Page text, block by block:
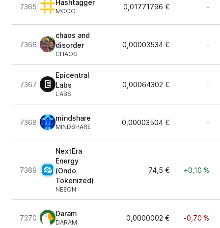
7365
Hashtagger
MOOO
0,01771796 € -
7366
chaos and
disorder
CHAOS
0,00003534 € -
7367
Epicentral
Labs
LABS
0,00064302 € -
7368
mindshare
MINDSHARE
0,00003504 € -
7369
NextEra
Energy
(Ondo
Tokenized)
NEEON
74,5 € +0,10 %
7370
Daram
DARAM
0,0000002 € -0,70 %